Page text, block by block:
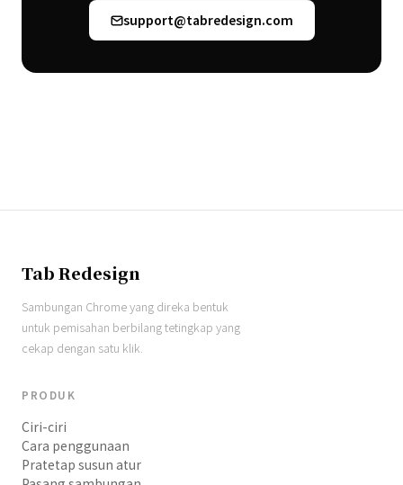
support@tabredesign.com
Tab Redesign
Sambungan Chrome yang direka bentuk
untuk pemisahan berbilang tetingkap yang
cekap dengan satu klik.
PRODUK
Ciri-ciri
Cara penggunaan
Pratetap susun atur